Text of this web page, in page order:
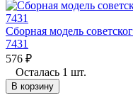
Сборная модель
7431
576 ₽
Осталась 1 шт.
В корзину